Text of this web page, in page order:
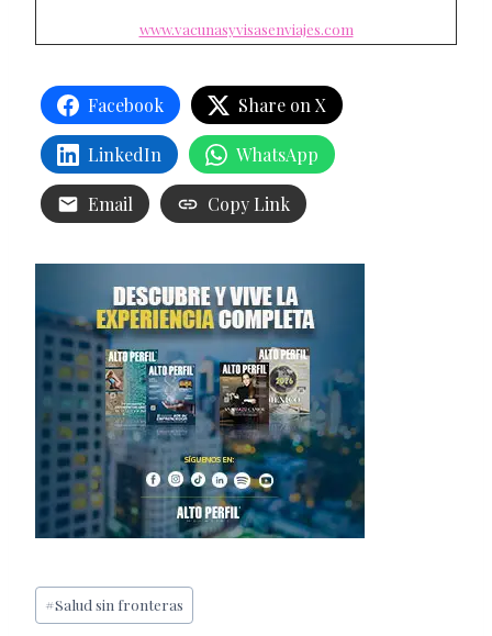
www.vacunasyvisasenviajes.com
Facebook Share on X
LinkedIn WhatsApp
Email Copy Link
Etiquetas
de
#Salud sin fronteras